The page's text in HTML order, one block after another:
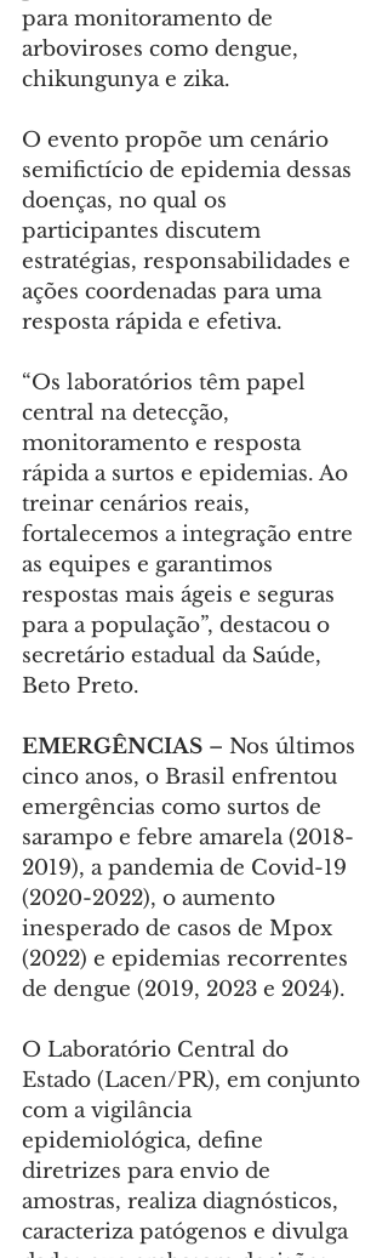
para monitoramento de
arboviroses como dengue,
chikungunya e zika.
O evento propõe um cenário
semifictício de epidemia dessas
doenças, no qual os
participantes discutem
estratégias, responsabilidades e
ações coordenadas para uma
resposta rápida e efetiva.
“Os laboratórios têm papel
central na detecção,
monitoramento e resposta
rápida a surtos e epidemias. Ao
treinar cenários reais,
fortalecemos a integração entre
as equipes e garantimos
respostas mais ágeis e seguras
para a população”, destacou o
secretário estadual da Saúde,
Beto Preto.
EMERGÊNCIAS – Nos últimos
cinco anos, o Brasil enfrentou
emergências como surtos de
sarampo e febre amarela (2018-
2019), a pandemia de Covid-19
(2020-2022), o aumento
inesperado de casos de Mpox
(2022) e epidemias recorrentes
de dengue (2019, 2023 e 2024).
O Laboratório Central do
Estado (Lacen/PR), em conjunto
com a vigilância
epidemiológica, define
diretrizes para envio de
amostras, realiza diagnósticos,
caracteriza patógenos e divulga